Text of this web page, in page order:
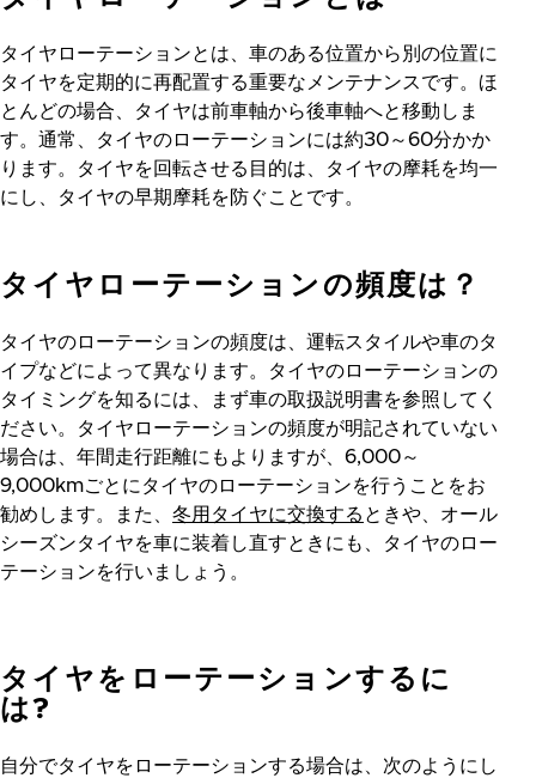
タイヤローテーションとは、車のある位置から別の位置に
タイヤを定期的に再配置する重要なメンテナンスです。ほ
とんどの場合、タイヤは前車軸から後車軸へと移動しま
す。通常、タイヤのローテーションには約30～60分かか
ります。タイヤを回転させる目的は、タイヤの摩耗を均一
にし、タイヤの早期摩耗を防ぐことです。
タイヤローテーションの頻度は？
タイヤのローテーションの頻度は、運転スタイルや車のタ
イプなどによって異なります。タイヤのローテーションの
タイミングを知るには、まず車の取扱説明書を参照してく
ださい。タイヤローテーションの頻度が明記されていない
場合は、年間走行距離にもよりますが、6,000～
9,000kmごとにタイヤのローテーションを行うことをお
勧めします。また、 冬用タイヤに交換する ときや、オール
シーズンタイヤを車に装着し直すときにも、タイヤのロー
テーションを行いましょう。
タイヤをローテーションするに
は?
自分でタイヤをローテーションする場合は、次のようにし